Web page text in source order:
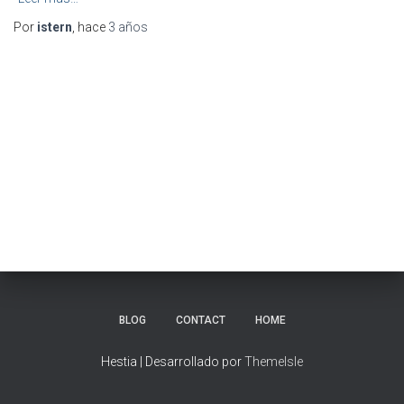
Por istern , hace 3 años
BLOG CONTACT HOME
Hestia | Desarrollado porThemeIsle